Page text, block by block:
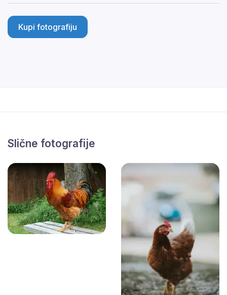
Kupi fotografiju
Slične fotografije